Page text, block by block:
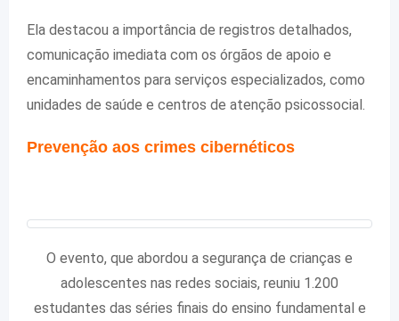
Ela destacou a importância de registros detalhados,
comunicação imediata com os órgãos de apoio e
encaminhamentos para serviços especializados, como
unidades de saúde e centros de atenção psicossocial.
Prevenção aos crimes cibernéticos
O evento, que abordou a segurança de crianças e
adolescentes nas redes sociais, reuniu 1.200
estudantes das séries finais do ensino fundamental e